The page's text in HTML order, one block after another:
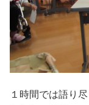
１時間では語り